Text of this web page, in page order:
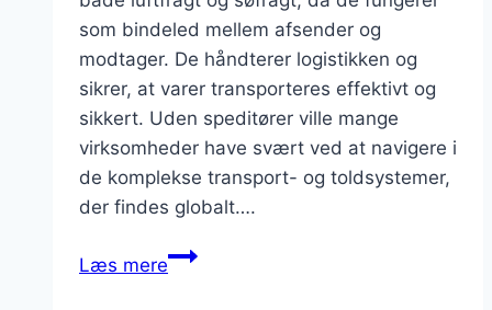
som bindeled mellem afsender og
modtager. De håndterer logistikken og
sikrer, at varer transporteres effektivt og
sikkert. Uden speditører ville mange
virksomheder have svært ved at navigere i
de komplekse transport- og toldsystemer,
der findes globalt….
Læs mereSpeditørens